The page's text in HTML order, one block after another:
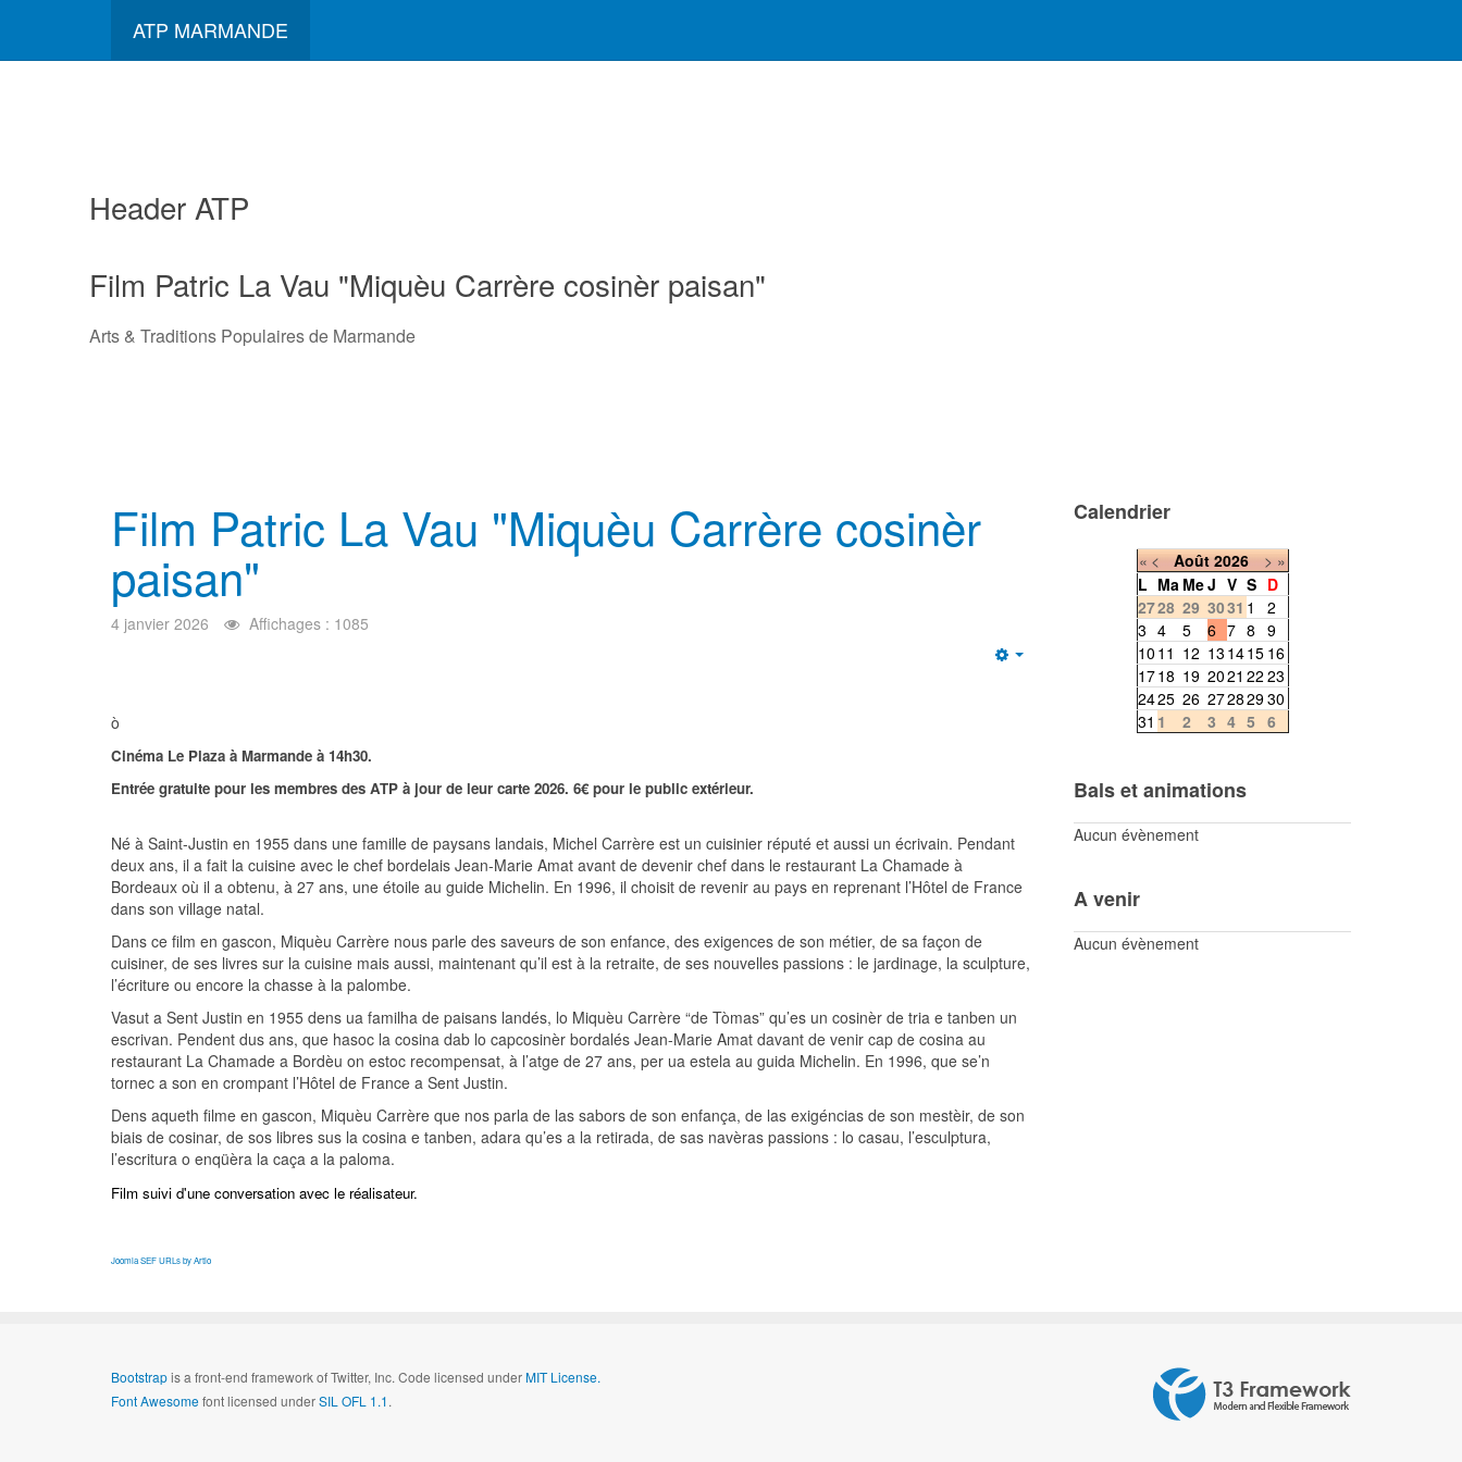
ATP MARMANDE
Header ATP
Film Patric La Vau "Miquèu Carrère cosinèr paisan"
Arts & Traditions Populaires de Marmande
Film Patric La Vau "Miquèu Carrère cosinèr
paisan"
4 janvier 2026 Affichages : 1085
ò
Cinéma Le Plaza à Marmande à 14h30.
Entrée gratuite pour les membres des ATP à jour de leur carte 2026. 6€ pour le public extérieur.
Né à Saint-Justin en 1955 dans une famille de paysans landais, Michel Carrère est un cuisinier réputé et aussi un écrivain. Pendant
deux ans, il a fait la cuisine avec le chef bordelais Jean-Marie Amat avant de devenir chef dans le restaurant La Chamade à
Bordeaux où il a obtenu, à 27 ans, une étoile au guide Michelin. En 1996, il choisit de revenir au pays en reprenant l’Hôtel de France
dans son village natal.
Dans ce film en gascon, Miquèu Carrère nous parle des saveurs de son enfance, des exigences de son métier, de sa façon de
cuisiner, de ses livres sur la cuisine mais aussi, maintenant qu’il est à la retraite, de ses nouvelles passions : le jardinage, la sculpture,
l’écriture ou encore la chasse à la palombe.
Vasut a Sent Justin en 1955 dens ua familha de paisans landés, lo Miquèu Carrère “de Tòmas” qu’es un cosinèr de tria e tanben un
escrivan. Pendent dus ans, que hasoc la cosina dab lo capcosinèr bordalés Jean-Marie Amat davant de venir cap de cosina au
restaurant La Chamade a Bordèu on estoc recompensat, à l’atge de 27 ans, per ua estela au guida Michelin. En 1996, que se’n
tornec a son en crompant l’Hôtel de France a Sent Justin.
Dens aqueth filme en gascon, Miquèu Carrère que nos parla de las sabors de son enfança, de las exigéncias de son mestèir, de son
biais de cosinar, de sos libres sus la cosina e tanben, adara qu’es a la retirada, de sas navèras passions : lo casau, l’esculptura,
l’escritura o enqüèra la caça a la paloma.
Film suivi d'une conversation avec le réalisateur.
Joomla SEF URLs by Artio
Calendrier
«< Août 2026 >»
L Ma MeJ V S D
2728 29 3031 1
2
3 4 5 6 7 8 9
10 11 12 13 1415 16
1718 19 2021 22 23
2425 26 27282930
31 1 2 3 4 5 6
Bals et animations
Aucun évènement
A venir
Aucun évènement
Bootstrapis a front-end framework of Twitter, Inc. Code licensed underMIT License.
Font Awesomefont licensed underSIL OFL 1.1.